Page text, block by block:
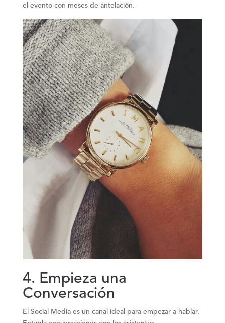
el evento con meses de antelación.
4. Empieza una
Conversación
El Social Media es un canal ideal para empezar a hablar.